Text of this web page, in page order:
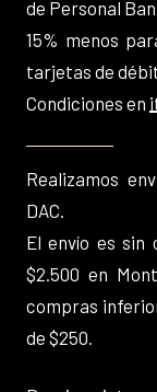
de Personal
15% menos
tarjetas de
Condiciones en
Realizamos
DAC.
El envío es sin
$2.500 en
compras
de $250.